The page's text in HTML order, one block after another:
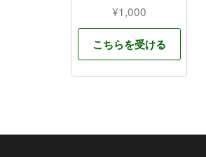
¥1,000
こちらを受ける